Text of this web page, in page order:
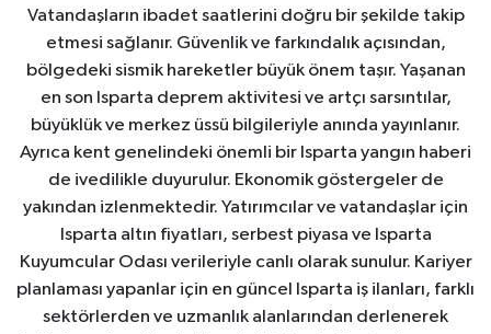
Vatandaşların ibadet saatlerini doğru bir şekilde takip
etmesi sağlanır. Güvenlik ve farkındalık açısından,
bölgedeki sismik hareketler büyük önem taşır. Yaşanan
en son Isparta deprem aktivitesi ve artçı sarsıntılar,
büyüklük ve merkez üssü bilgileriyle anında yayınlanır.
Ayrıca kent genelindeki önemli bir Isparta yangın haberi
de ivedilikle duyurulur. Ekonomik göstergeler de
yakından izlenmektedir. Yatırımcılar ve vatandaşlar için
Isparta altın fiyatları, serbest piyasa ve Isparta
Kuyumcular Odası verileriyle canlı olarak sunulur. Kariyer
planlaması yapanlar için en güncel Isparta iş ilanları, farklı
sektörlerden ve uzmanlık alanlarından derlenerek